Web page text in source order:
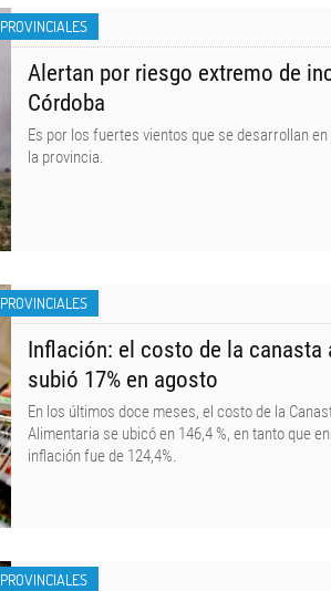
PROVINCIALES
Alertan por riesgo extremo de
Córdoba
Es por los fuertes vientos que se desarrollan
la provincia.
PROVINCIALES
Inflación: el costo de la canasta
subió 17% en agosto
En los últimos doce meses, el costo de la
Alimentaria se ubicó en 146,4 %, en tanto que
inflación fue de 124,4%.
PROVINCIALES